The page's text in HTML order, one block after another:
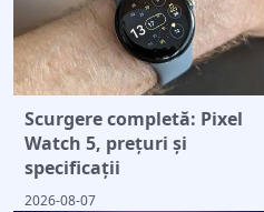
Scurgere completă: Pixel
Watch 5, prețuri și
specificații
2026-08-07